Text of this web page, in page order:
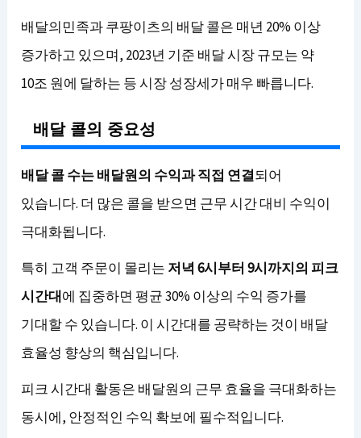
배달의민족과 쿠팡이츠의 배달 콜은 매년 20% 이상
증가하고 있으며, 2023년 기준 배달 시장 규모는 약
10조 원에 달하는 등 시장 성장세가 매우 빠릅니다.
배달 콜의 중요성
배달 콜 수는 배달원의 수익과 직접 연결되어
있습니다. 더 많은 콜을 받으면 근무 시간 대비 수익이
극대화됩니다.
특히 고객 주문이 몰리는 저녁 6시부터 9시까지의 피크
시간대에 집중하면 평균 30% 이상의 수익 증가를
기대할 수 있습니다. 이 시간대를 공략하는 것이 배달
효율성 향상의 핵심입니다.
피크 시간대 활동은 배달원의 근무 효율을 극대화하는
동시에, 안정적인 수익 확보에 필수적입니다.